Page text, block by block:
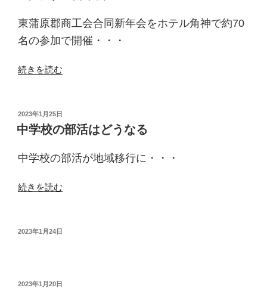
東蒲原郡商工会合同新年会をホテル角神で約70
名の参加で開催・・・
“3
り
の
年
の
続きを読む
投
稿
日:
2023年1月25日
中学校の部活はどうなる
中学校の部活が地域移行に・・・
“中
の
ど
続きを読む
投
2023年1月24日
投
2023年1月20日